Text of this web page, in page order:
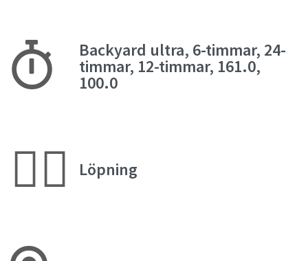
Backyard ultra, 6-timmar, 24-
timmar, 12-timmar, 161.0,
100.0
🏃‍♀️ Löpning